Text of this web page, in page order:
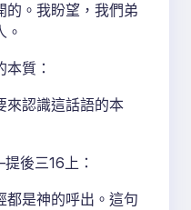
的。我盼望，我們弟
。
質：
來認識這話語的本
後三16上：
都是神的呼出。這句